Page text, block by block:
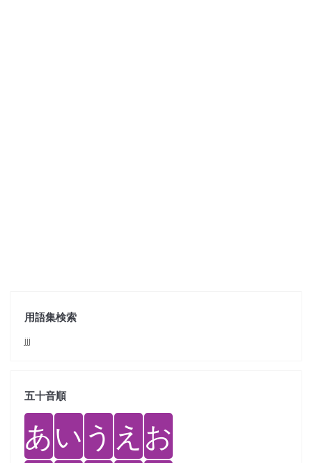
用語集検索
jjj
五十音順
あい う え お